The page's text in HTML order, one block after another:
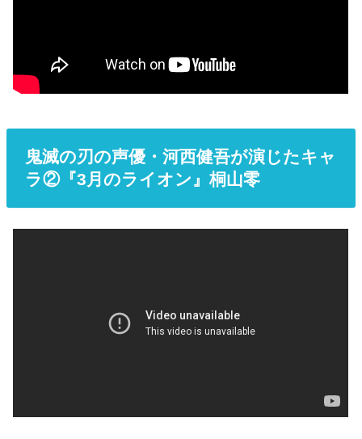
鬼滅の刃の声優・河西健吾が演じたキャ
ラ②『3月のライオン』桐山零